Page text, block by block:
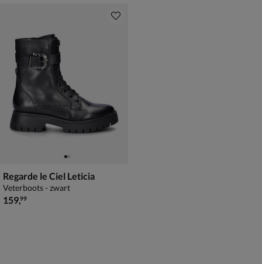
Regarde le Ciel Leticia
Veterboots - zwart
€ 159,99
159,99